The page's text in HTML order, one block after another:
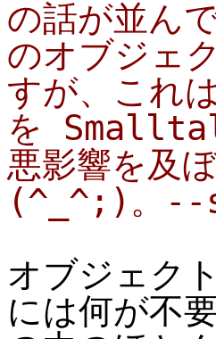
の話が並ん
のオブジェ
すが、これ
を
悪影響を及
(^_^;)。--
オブジェク
には何が不